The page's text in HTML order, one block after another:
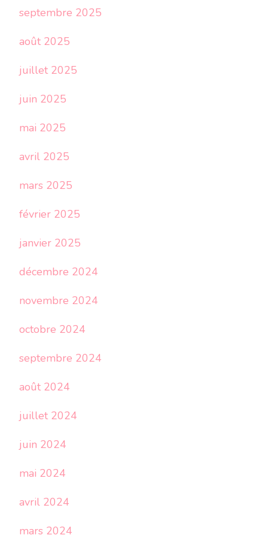
septembre 2025
août 2025
juillet 2025
juin 2025
mai 2025
avril 2025
mars 2025
février 2025
janvier 2025
décembre 2024
novembre 2024
octobre 2024
septembre 2024
août 2024
juillet 2024
juin 2024
mai 2024
avril 2024
mars 2024